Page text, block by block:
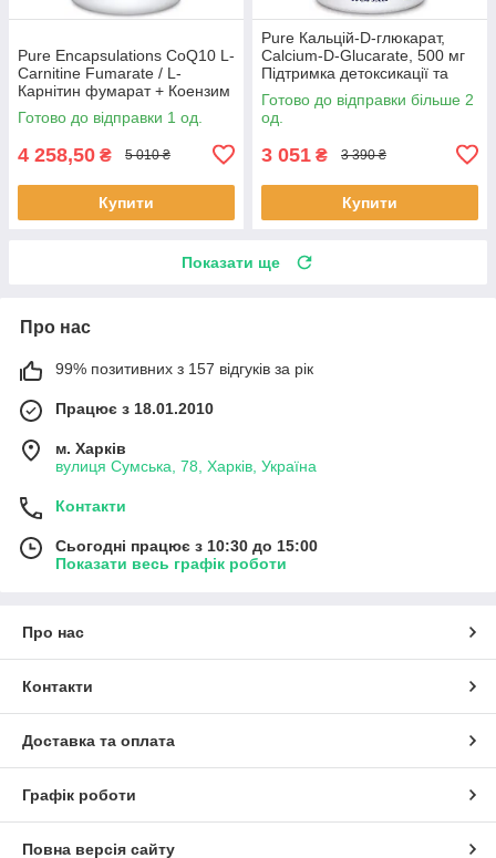
Pure Encapsulations CoQ10 L-
Carnitine Fumarate / L-
Карнітин фумарат + Коензим
Q10 120 капсул BX190
Готово до відправки 1 од.
4 258,50 ₴ 5 010 ₴
Купити
Pure Кальцій-D-глюкарат,
Calcium-D-Glucarate, 500 мг
Підтримка детоксикації та
здоров’я печінки 60 капс
BX131
Готово до відправки більше 2
од.
3 051 ₴ 3 390 ₴
Купити
Показати ще
Про нас
99% позитивних з 157 відгуків за рік
Працює з 18.01.2010
м. Харків
вулиця Сумська, 78, Харків, Україна
Контакти
Сьогодні працює з 10:30 до 15:00
Показати весь графік роботи
Про нас
Контакти
Доставка та оплата
Графік роботи
Повна версія сайту